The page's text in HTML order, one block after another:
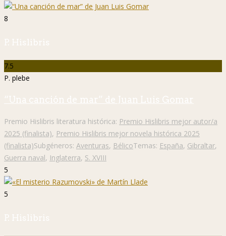
8
P. Hislibris
7.5
P. plebe
“Una canción de mar” de Juan Luis Gomar
Premio Hislibris literatura histórica: Premio Hislibris mejor autor/a
2025 (finalista), Premio Hislibris mejor novela histórica 2025
(finalista)Subgéneros: Aventuras, BélicoTemas: España, Gibraltar,
Guerra naval, Inglaterra, S. XVIII
5
5
P. Hislibris